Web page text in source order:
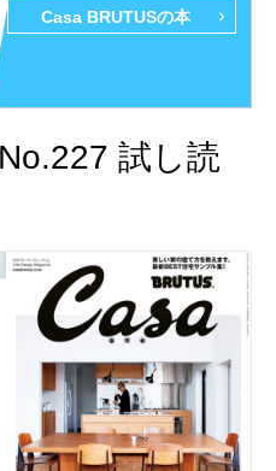
Casa BRUTUSの本
試し読